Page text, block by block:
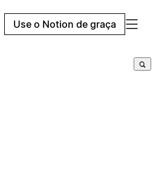
Use o Notion de graça